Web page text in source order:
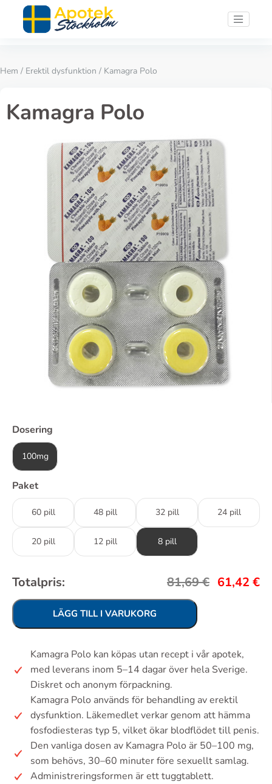
Hem / Erektil dysfunktion / Kamagra Polo
Kamagra Polo
Dosering
100mg
Paket
60 pill 48 pill 32 pill 24 pill
20 pill 12 pill 8 pill
Totalpris: 81,69€ 61,42 €
LÄGG TILL I VARUKORG
Kamagra Polo kan köpas utan recept i vår apotek,
med leverans inom 5–14 dagar över hela Sverige.
Diskret och anonym förpackning.
Kamagra Polo används för behandling av erektil
dysfunktion. Läkemedlet verkar genom att hämma
fosfodiesteras typ 5, vilket ökar blodflödet till penis.
Den vanliga dosen av Kamagra Polo är 50–100 mg,
som behövs, 30–60 minuter före sexuellt samlag.
Administreringsformen är ett tuggtablett.